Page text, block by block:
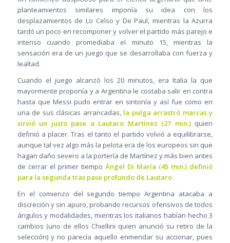
planteamientos similares imponía su idea con los
desplazamientos de Lo Celso y De Paul, mientras la Azurra
tardó un poco en recomponer y volver el partido más parejo e
intenso cuando promediaba el minuto 15, mientras la
sensación era de un juego que se desarrollaba con fuerza y
lealtad.
Cuando el juego alcanzó los 20 minutos, era Italia la que
mayormente proponía y a Argentina le costaba salir en contra
hasta que Messi pudo entrar en sintonía y así fue como en
una de sus clásicas arrancadas, la pulga arrastró marcas y
sirvió un justo pase a Lautaro Martínez (27 min.)quien
definió a placer. Tras el tanto el partido volvió a equilibrarse,
aunque tal vez algo más la pelota era de los europeos sin que
hagan daño severo a la portería de Martínez y más bien antes
de cerrar el primer tiempo Ángel Di María (45 min.) definió
para la segunda tras pase profundo de Lautaro.
En el comienzo del segundo tiempo Argentina atacaba a
discreción y sin apuro, probando recursos ofensivos de todos
ángulos y modalidades, mientras los italianos habían hecho 3
cambios (uno de ellos Chiellini quien anunció su retiro de la
selección) y no parecía aquello enmendar su accionar, pues